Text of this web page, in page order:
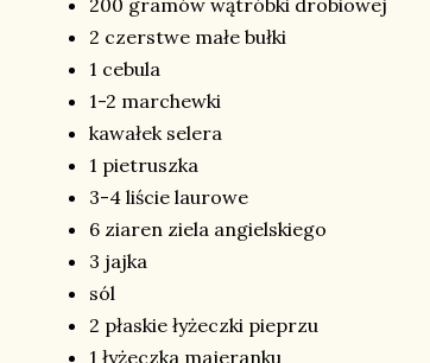
200 gramów wątróbki drobiowej
2 czerstwe małe bułki
1 cebula
1-2 marchewki
kawałek selera
1 pietruszka
3-4 liście laurowe
6 ziaren ziela angielskiego
3 jajka
sól
2 płaskie łyżeczki pieprzu
1 łyżeczka majeranku